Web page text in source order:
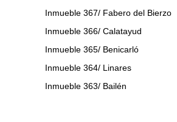
Inmueble 367/ Fabero del Bierzo
Inmueble 366/ Calatayud
Inmueble 365/ Benicarló
Inmueble 364/ Linares
Inmueble 363/ Bailén